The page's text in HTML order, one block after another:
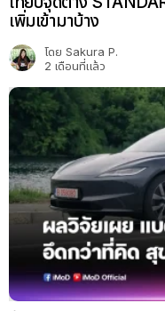
เพิ่มเข้ามาบ้าง
โดย Sakura P.
2 เดือนที่แล้ว